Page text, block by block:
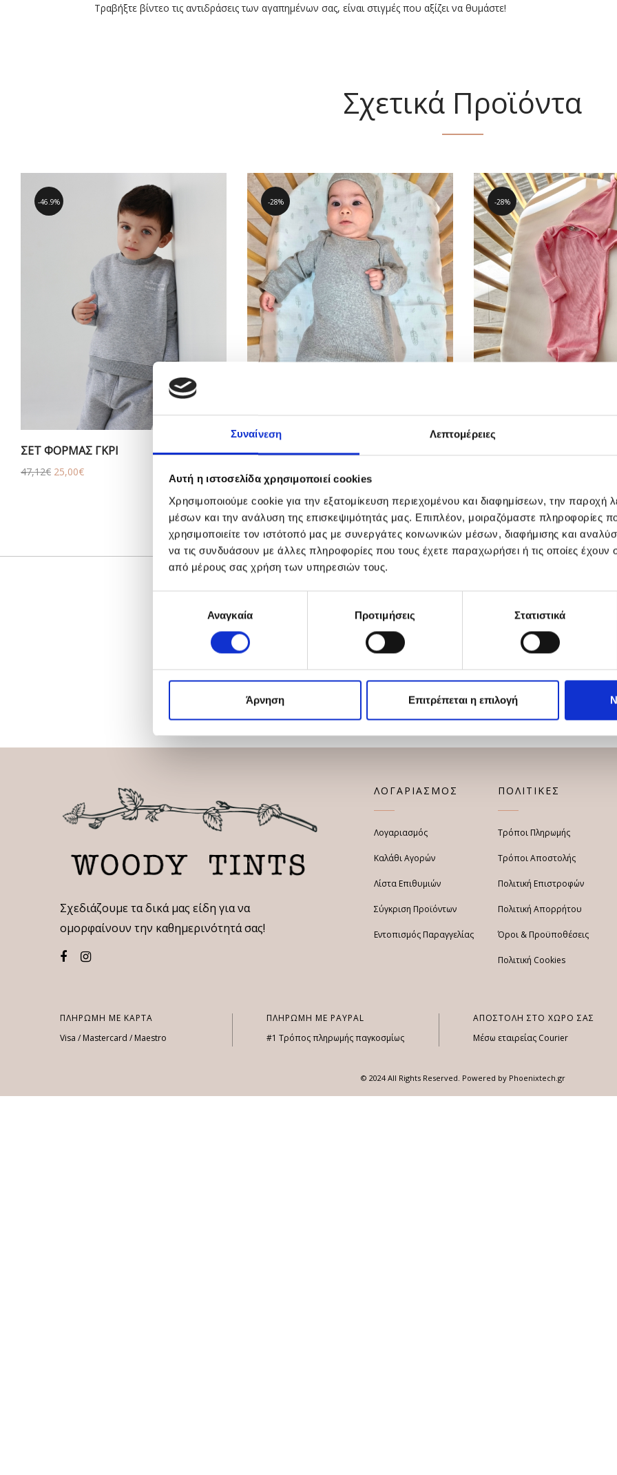
Συναίνεση Λεπτομέρειες
Αυτή η ιστοσελίδα χρησιμοποιεί cookies
Χρησιμοποιούμε cookie για την εξατομίκευση περιεχομένου και διαφημίσεων, την παροχή
μέσων και την ανάλυση της επισκεψιμότητάς μας. Επιπλέον, μοιραζόμαστε πληροφορίες
χρησιμοποιείτε τον ιστότοπό μας με συνεργάτες κοινωνικών μέσων, διαφήμισης και
να τις συνδυάσουν με άλλες πληροφορίες που τους έχετε παραχωρήσει ή τις οποίες έχουν
από μέρους σας χρήση των υπηρεσιών τους.
συγκατάθεσηςΑναγκαία Προτιμήσεις Στατιστικά
Άρνηση Επιτρέπεται η επιλογή
Τραβήξτε βίντεο τις αντιδράσεις των αγαπημένων σας, είναι στιγμές που αξίζει να θυμάστε!
Σχετικά Προϊόντα
46.9%
ΣΕΤ ΦΟΡΜΑΣ ΓΚΡΙ
47,12€ Original
25,00€Η
28%
ΦΟΡΜΑΚΙ ΜΕ ΚΟΜΠΟ – ΓΚΡΙ
25,00
price
was:
25,00€.
τρέχουσα
τιμή
είναι:
18,00€.
28%
ΦΟΡΜΑΚΙ ΜΕ ΚΟΜΠΟ –
was:
25,00€.
τιμή
είναι:
18,00€.
Σχεδιάζουμε τα δικά μας είδη για να
ομορφαίνουν την καθημερινότητά σας!
ΛΟΓΑΡΙΑΣΜΟΣ
Λογαριασμός
Καλάθι Αγορών
Λίστα Επιθυμιών
Σύγκριση Προϊόντων
Εντοπισμός Παραγγελίας
ΠΟΛΙΤΙΚΕΣ
Τρόποι Πληρωμής
Τρόποι Αποστολής
Πολιτική Επιστροφών
Πολιτική Απορρήτου
Όροι & Προϋποθέσεις
Πολιτική Cookies
ΠΛΗΡΩΜΗ ΜΕ ΚΑΡΤΑ
Visa / Mastercard / Maestro
ΠΛΗΡΩΜΗ ΜΕ PAYPAL
#1 Τρόπος πληρωμής παγκοσμίως
ΑΠΟΣΤΟΛΗ ΣΤΟ ΧΩΡΟ ΣΑΣ
Μέσω εταιρείας Courier
© 2024 All Rights Reserved. Powered by Phoenixtech.gr